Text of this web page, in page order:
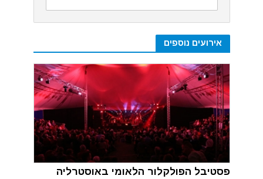
אירועים נוספים
פסטיבל הפולקלור הלאומי באוסטרליה